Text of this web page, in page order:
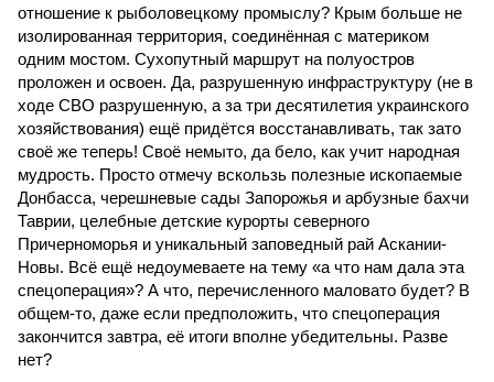
отношение к рыболовецкому промыслу? Крым больше не
изолированная территория, соединённая с материком
одним мостом. Сухопутный маршрут на полуостров
проложен и освоен. Да, разрушенную инфраструктуру (не в
ходе СВО разрушенную, а за три десятилетия украинского
хозяйствования) ещё придётся восстанавливать, так зато
своё же теперь! Своё немыто, да бело, как учит народная
мудрость. Просто отмечу вскользь полезные ископаемые
Донбасса, черешневые сады Запорожья и арбузные бахчи
Таврии, целебные детские курорты северного
Причерноморья и уникальный заповедный рай Аскании-
Новы. Всё ещё недоумеваете на тему «а что нам дала эта
спецоперация»? А что, перечисленного маловато будет? В
общем-то, даже если предположить, что спецоперация
закончится завтра, её итоги вполне убедительны. Разве
нет?